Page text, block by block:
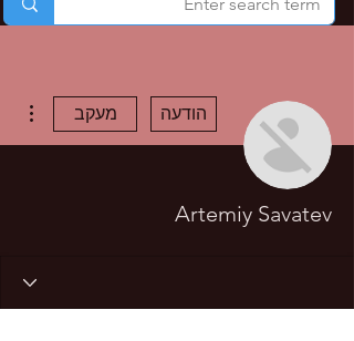
הודעה מעקב
Artemiy Savatev